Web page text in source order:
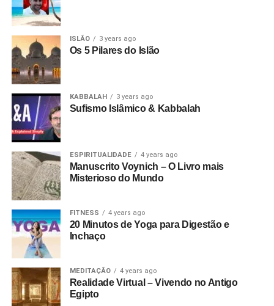
ISLÃO 3 years ago
Os 5 Pilares do Islão
KABBALAH 3 years ago
Sufismo Islâmico & Kabbalah
ESPIRITUALIDADE 4 years ago
Manuscrito Voynich – O Livro mais
Misterioso do Mundo
FITNESS 4 years ago
20 Minutos de Yoga para Digestão e
Inchaço
MEDITAÇÃO 4 years ago
Realidade Virtual – Vivendo no Antigo
Egipto